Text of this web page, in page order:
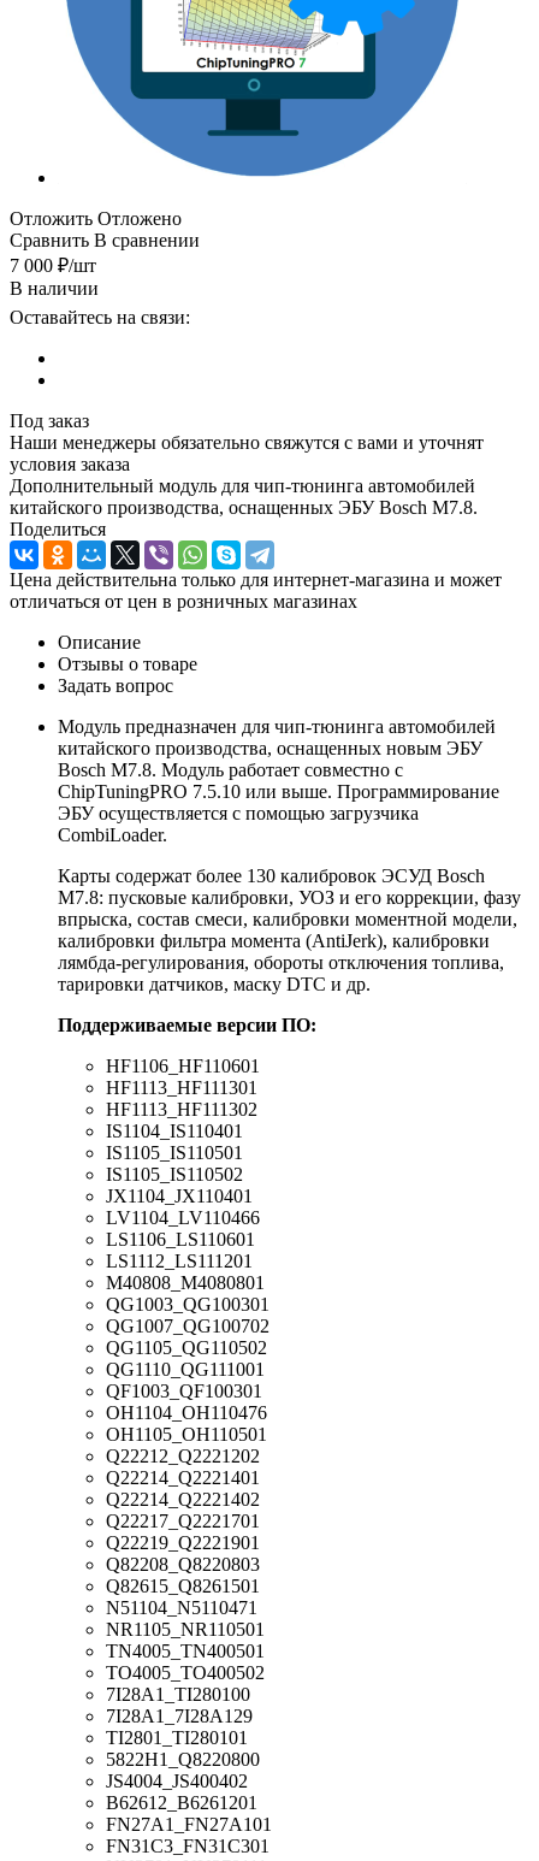
Отложить Отложено
Сравнить В сравнении
7 000 ₽/шт
В наличии
Оставайтесь на связи:
Под заказ
Наши менеджеры обязательно свяжутся с вами и уточнят
условия заказа
Дополнительный модуль для чип-тюнинга автомобилей
китайского производства, оснащенных ЭБУ Bosch M7.8.
Поделиться
Цена действительна только для интернет-магазина и может
отличаться от цен в розничных магазинах
Описание
Отзывы о товаре
Задать вопрос
Модуль предназначен для чип-тюнинга автомобилей
китайского производства, оснащенных новым ЭБУ
Bosch M7.8. Модуль работает совместно с
ChipTuningPRO 7.5.10 или выше. Программирование
ЭБУ осуществляется с помощью загрузчика
CombiLoader.
Карты содержат более 130 калибровок ЭСУД Bosch
M7.8: пусковые калибровки, УОЗ и его коррекции, фазу
впрыска, состав смеси, калибровки моментной модели,
калибровки фильтра момента (AntiJerk), калибровки
лямбда-регулирования, обороты отключения топлива,
тарировки датчиков, маску DTC и др.
Поддерживаемые версии ПО:
HF1106_HF110601
HF1113_HF111301
HF1113_HF111302
IS1104_IS110401
IS1105_IS110501
IS1105_IS110502
JX1104_JX110401
LV1104_LV110466
LS1106_LS110601
LS1112_LS111201
M40808_M4080801
QG1003_QG100301
QG1007_QG100702
QG1105_QG110502
QG1110_QG111001
QF1003_QF100301
OH1104_OH110476
OH1105_OH110501
Q22212_Q2221202
Q22214_Q2221401
Q22214_Q2221402
Q22217_Q2221701
Q22219_Q2221901
Q82208_Q8220803
Q82615_Q8261501
N51104_N5110471
NR1105_NR110501
TN4005_TN400501
TO4005_TO400502
7I28A1_TI280100
7I28A1_7I28A129
TI2801_TI280101
5822H1_Q8220800
JS4004_JS400402
B62612_B6261201
FN27A1_FN27A101
FN31C3_FN31C301